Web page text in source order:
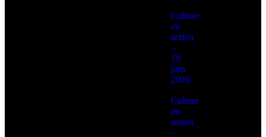
Culture
en
action
–
19
juin
2026
Culture
en
action
–